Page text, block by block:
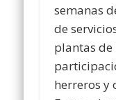
semanas
de
plantas de
herreros y